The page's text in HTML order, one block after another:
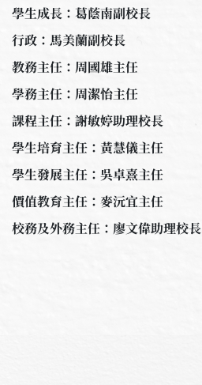
學生成長：葛蔭南副校長
行政：馬美蘭副校長
教務主任：周國雄主任
學務主任：周潔怡主任
課程主任：謝敏婷助理校長
學生培育主任：黃慧儀主任
學生發展主任：吳卓熹主任
價值教育主任：麥沅宜主任
校務及外務主任：廖文偉助理校長